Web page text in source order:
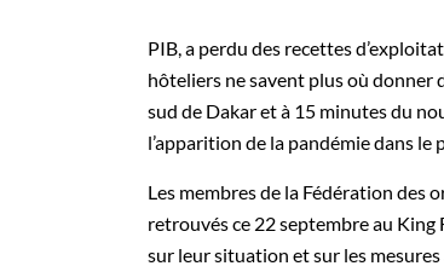
PIB, a perdu des recettes
hôteliers ne savent plus où donner
sud de Dakar et à 15 minutes du
l’apparition de la pandémie dans
Les membres de la Fédération des
retrouvés ce 22 septembre au King
sur leur situation et sur les